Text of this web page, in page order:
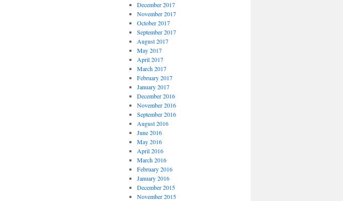
December 2017
November 2017
October 2017
September 2017
August 2017
May 2017
April 2017
March 2017
February 2017
January 2017
December 2016
November 2016
September 2016
August 2016
June 2016
May 2016
April 2016
March 2016
February 2016
January 2016
December 2015
November 2015